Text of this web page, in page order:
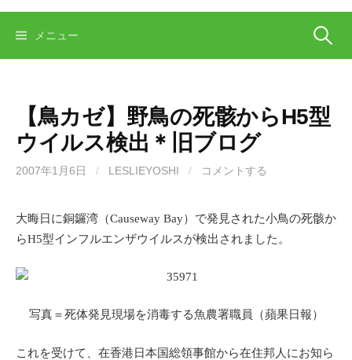
メニュー 検
【鳥カゼ】野鳥の死骸からH5型
ウイルス検出＊旧ブログ
2007年1月6日 / LESLIEYOSHI / コメントする
大晦日に銅鑼湾（Causeway Bay）で発見された小鳥の死骸か
らH5型インフルエンザウイルスが検出されました。
写真＝死体発見現場を消毒する魚農署職員（蘋果日報）
これを受けて、在香港日本国総領事館から在住邦人にお知ら